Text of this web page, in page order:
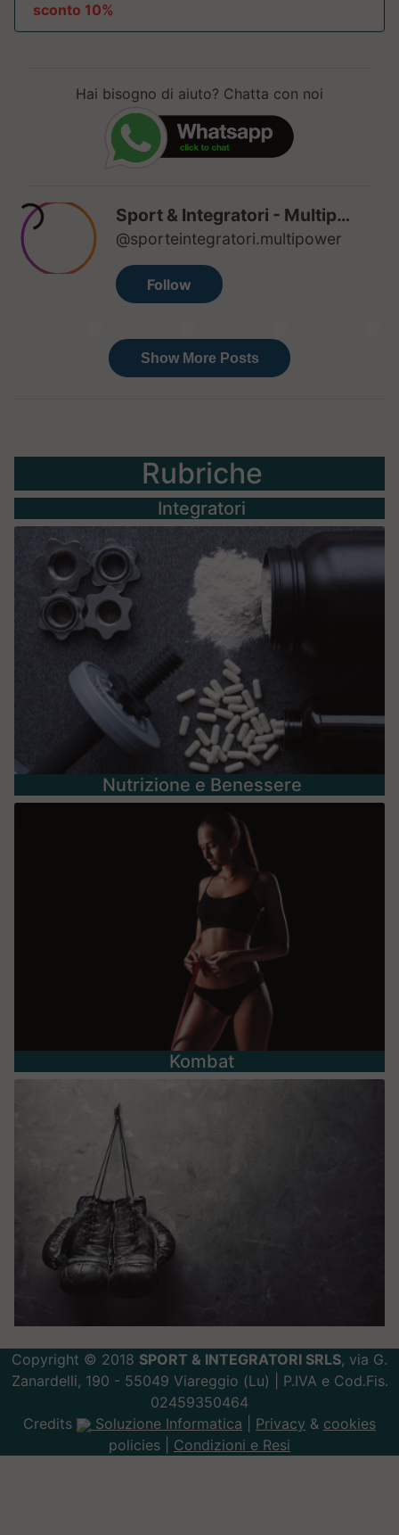
sconto 10%
Hai bisogno di aiuto? Chatta con noi
Rubriche
Integratori
Nutrizione e Benessere
Kombat
Copyright © 2018 SPORT & INTEGRATORI SRLS, via G.
Zanardelli, 190 - 55049 Viareggio (Lu) | P.IVA e Cod.Fis.
02459350464
Credits
Soluzione Informatica Privacy & cookies
policies | Condizioni e Resi